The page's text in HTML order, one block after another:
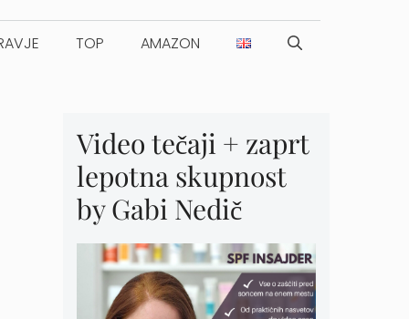
TOP AMAZON
Video tečaji + zaprt
lepotna skupnost
by Gabi Nedič